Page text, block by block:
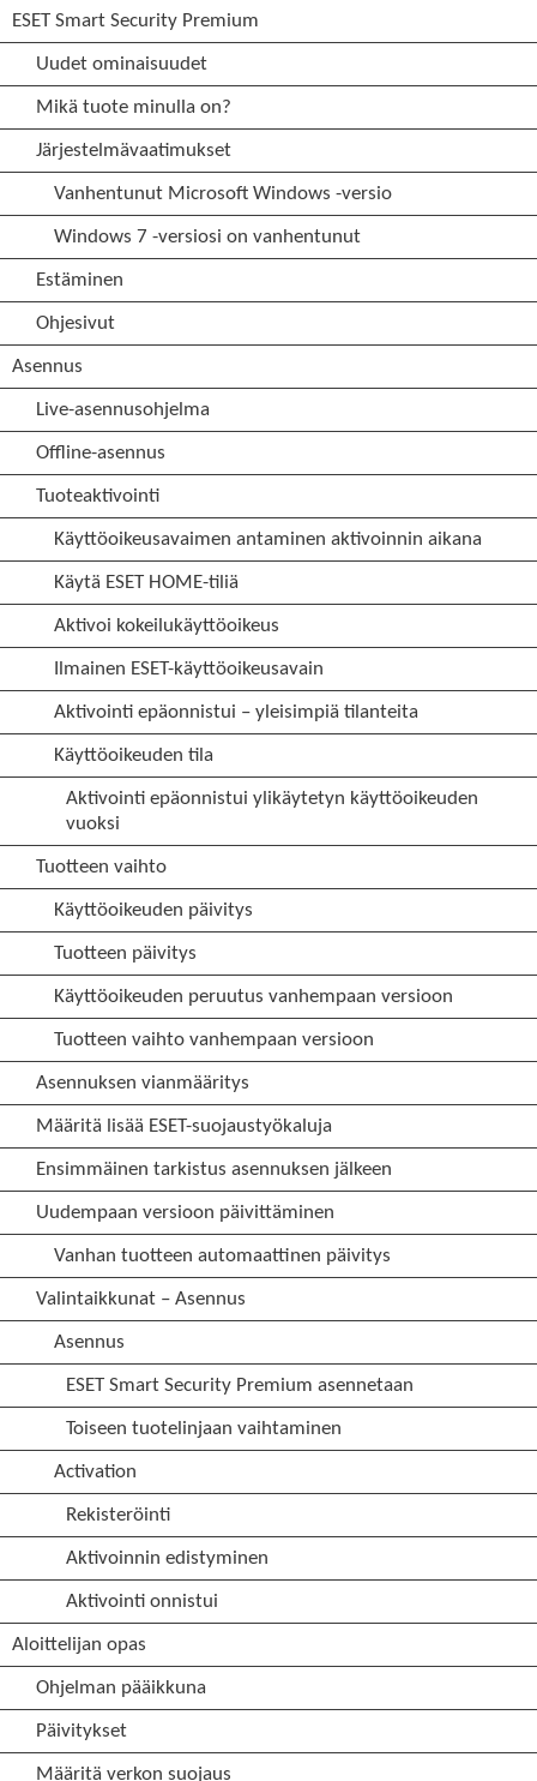
ESET Smart Security Premium
Uudet ominaisuudet
Mikä tuote minulla on?
Järjestelmävaatimukset
Vanhentunut Microsoft Windows -versio
Windows 7 -versiosi on vanhentunut
Estäminen
Ohjesivut
Asennus
Live-asennusohjelma
Offline-asennus
Tuoteaktivointi
Käyttöoikeusavaimen antaminen aktivoinnin aikana
Käytä ESET HOME-tiliä
Aktivoi kokeilukäyttöoikeus
Ilmainen ESET-käyttöoikeusavain
Aktivointi epäonnistui – yleisimpiä tilanteita
Käyttöoikeuden tila
Aktivointi epäonnistui ylikäytetyn käyttöoikeuden
vuoksi
Tuotteen vaihto
Käyttöoikeuden päivitys
Tuotteen päivitys
Käyttöoikeuden peruutus vanhempaan versioon
Tuotteen vaihto vanhempaan versioon
Asennuksen vianmääritys
Määritä lisää ESET-suojaustyökaluja
Ensimmäinen tarkistus asennuksen jälkeen
Uudempaan versioon päivittäminen
Vanhan tuotteen automaattinen päivitys
Valintaikkunat – Asennus
Asennus
ESET Smart Security Premium asennetaan
Toiseen tuotelinjaan vaihtaminen
Activation
Rekisteröinti
Aktivoinnin edistyminen
Aktivointi onnistui
Aloittelijan opas
Ohjelman pääikkuna
Päivitykset
Määritä verkon suojaus